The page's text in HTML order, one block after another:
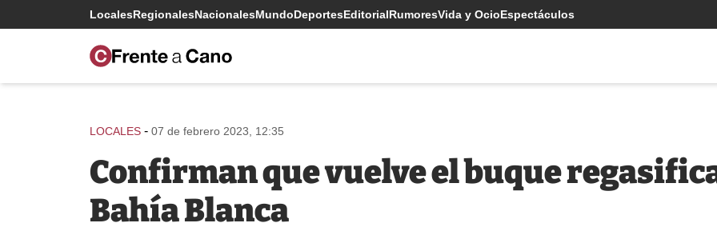
LocalesRegionalesNacionalesMundoDeportesEditorialRumoresVida y OcioEspectáculos
LOCALES - 07 de febrero 2023, 12:35
Confirman que vuelve el buque
Bahía Blanca